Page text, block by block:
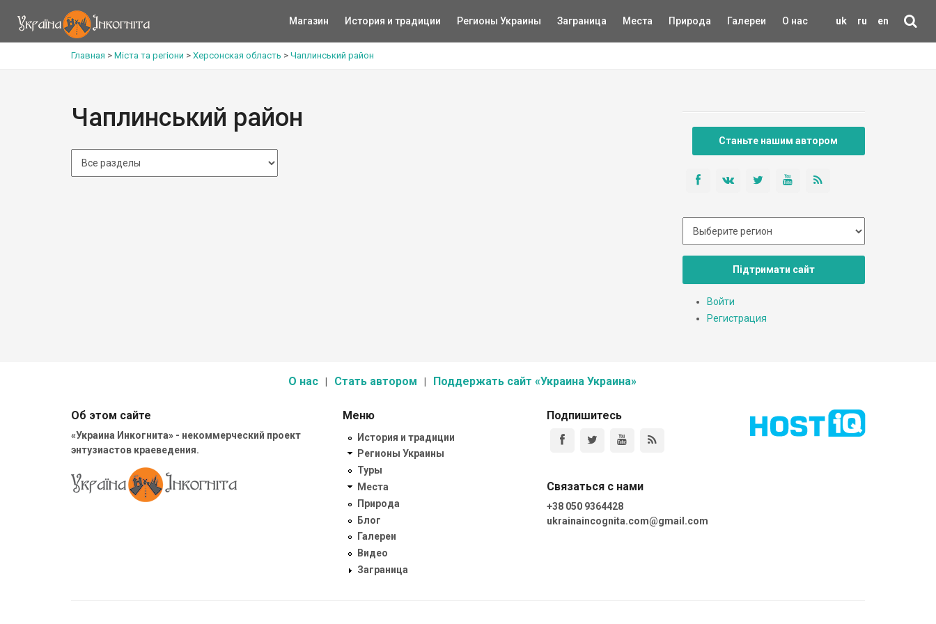
uk ru en
Магазин История и традиции Регионы Украины Заграница Места Природа Галереи О нас
Главная > Міста та регіони > Херсонская область > Чаплинський район
Чаплинський район
Станьте нашим автором
Підтримати сайт
Войти
Регистрация
О нас Стать автором Поддержать сайт «Украина Украина»
Об этом сайте
«Украина Инкогнита» - некоммерческий проект
энтузиастов краеведения.
Меню
История и традиции
Регионы Украины
Туры
Места
Природа
Блог
Галереи
Видео
Заграница
Подпишитесь
Связаться с нами
+38 050 9364428
ukrainaincognita.com@gmail.com